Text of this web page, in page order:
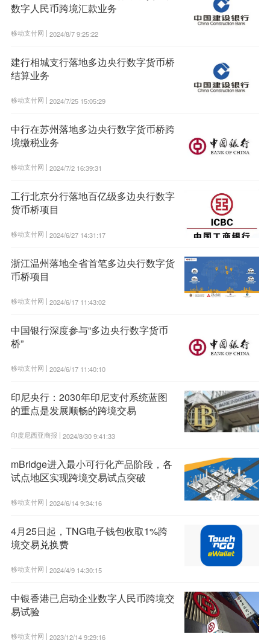
数字人民币跨境汇款业务
移动支付网 | 2024/8/7 9:25:22
建行相城支行落地多边央行数字货币桥
结算业务
移动支付网 | 2024/7/25 15:05:29
中行在苏州落地多边央行数字货币桥跨
境缴税业务
移动支付网 | 2024/7/2 16:39:31
工行北京分行落地百亿级多边央行数字
货币桥项目
移动支付网 | 2024/6/27 14:31:17
浙江温州落地全省首笔多边央行数字货
币桥项目
移动支付网 | 2024/6/17 11:43:02
中国银行深度参与“多边央行数字货币
桥”
移动支付网 | 2024/6/17 11:40:10
印尼央行：2030年印尼支付系统蓝图
的重点是发展顺畅的跨境交易
印度尼西亚商报 | 2024/8/30 9:41:33
mBridge进入最小可行化产品阶段，各
试点地区实现跨境交易试点突破
移动支付网 | 2024/6/14 9:34:16
4月25日起，TNG电子钱包收取1%跨
境交易兑换费
移动支付网 | 2024/4/9 14:30:15
中银香港已启动企业数字人民币跨境交
易试验
移动支付网 | 2023/12/14 9:29:16